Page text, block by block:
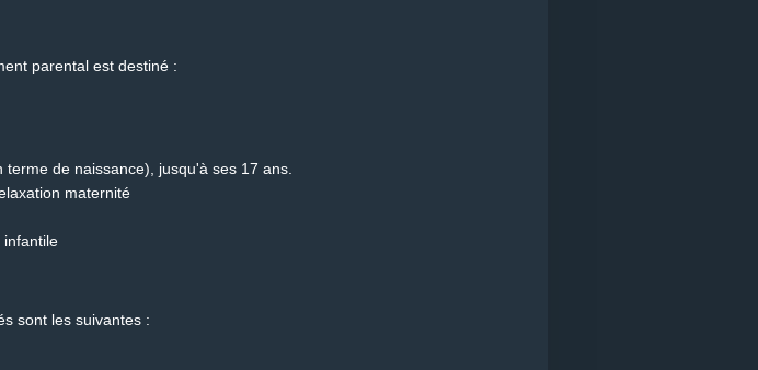
parental est destiné :
de naissance), jusqu'à ses 17 ans.
maternité
infantile
sont les suivantes :